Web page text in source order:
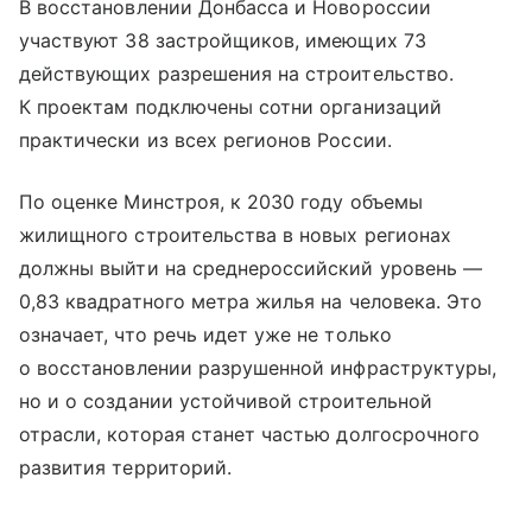
В восстановлении Донбасса и Новороссии
участвуют 38 застройщиков, имеющих 73
действующих разрешения на строительство.
К проектам подключены сотни организаций
практически из всех регионов России.
По оценке Минстроя, к 2030 году объемы
жилищного строительства в новых регионах
должны выйти на среднероссийский уровень —
0,83 квадратного метра жилья на человека. Это
означает, что речь идет уже не только
о восстановлении разрушенной инфраструктуры,
но и о создании устойчивой строительной
отрасли, которая станет частью долгосрочного
развития территорий.